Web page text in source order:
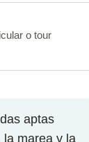
o tour
aptas
la marea y la